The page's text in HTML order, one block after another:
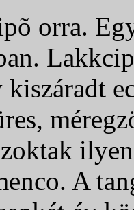
orra.
A